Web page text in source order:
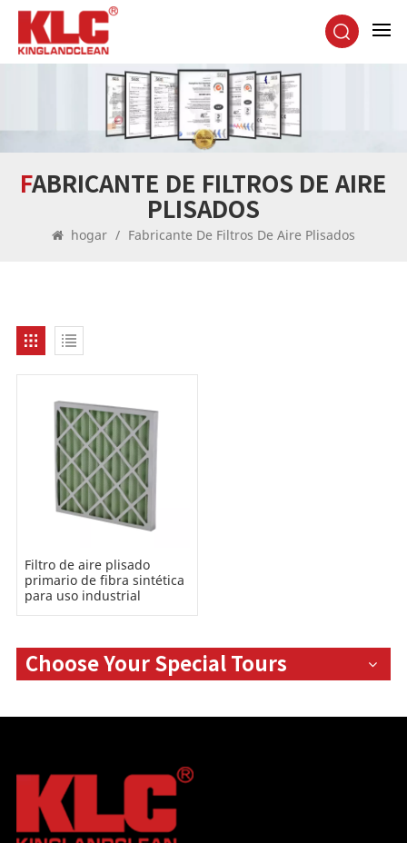
FABRICANTE DE FILTROS DE AIRE
PLISADOS
hogar / Fabricante De Filtros De Aire Plisados
Filtro de aire plisado
primario de fibra sintética
para uso industrial
Choose Your Special Tours